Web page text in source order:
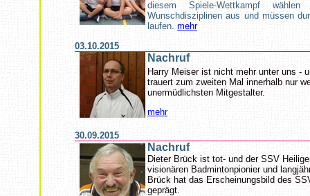
diesem Spiele-Wettkampf
Wunschdisziplinen aus und müssen
laufen. mehr
03.10.2015
Nachruf
Harry Meiser ist nicht mehr unter uns -
trauert zum zweiten Mal innerhalb nur
unermüdlichsten Mitgestalter.
mehr
30.09.2015
Nachruf
Dieter Brück ist tot- und der SSV
visionären Badmintonpionier und
Brück hat das Erscheinungsbild des
geprägt.